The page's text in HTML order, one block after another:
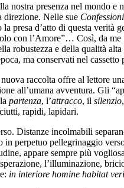
nostra presenza nel mondo e
direzione. Nelle sue Confessioni
presa d’atto di questa verità
con l’Amore”… Così, da
robustezza e della qualità
ma conservati nel
raccolta offre al lettore
all’umana avventura. Gli
partenza, l’attracco, il silenzio
rapidi, lapidari.
Distanze incolmabili
in perpetuo pellegrinaggio
appare sempre più
l’illuminazione,
in interiore homine habitat